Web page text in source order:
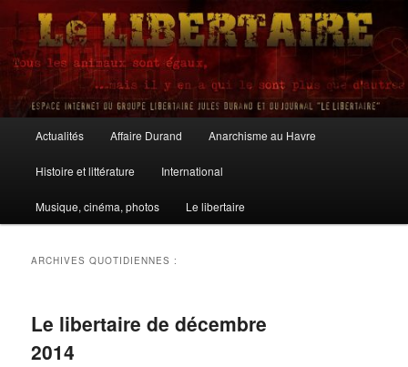
Aller
contenu
principal
Aller
contenu
secondaire
Le Libertaire
principal
Actualités Affaire Durand Anarchisme au Havre
Histoire et littérature International
Musique, cinéma, photos Le libertaire
ARCHIVES QUOTIDIENNES :
Le libertaire de décembre
2014